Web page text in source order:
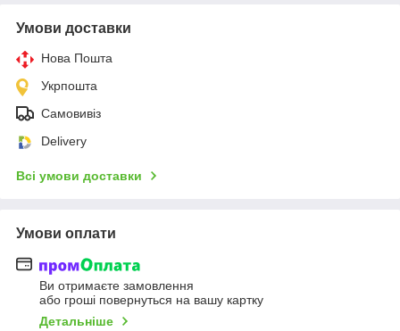
Умови доставки
Нова Пошта
Укрпошта
Самовивіз
Delivery
Всі умови доставки
Умови оплати
Ви отримаєте замовлення
або гроші повернуться на вашу картку
Детальніше